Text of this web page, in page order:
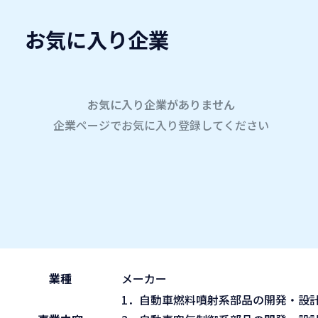
学内企業研究会2026
company
業種 メーカー
1．自動車燃料噴射系部品の開発・設
お気に入り企業
お気に入り企業がありません
企業ページでお気に入り登録してください